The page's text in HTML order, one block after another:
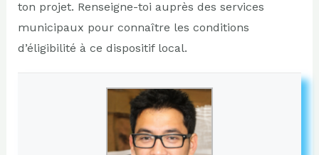
ton projet. Renseigne-toi auprès des services
municipaux pour connaître les conditions
d’éligibilité à ce dispositif local.